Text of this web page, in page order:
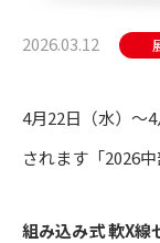
2026.03.12
4月22日（水）～
されます「2026
組み込み式 軟X線